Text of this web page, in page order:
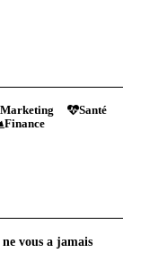
Marketing
Santé
Finance
ne vous a jamais